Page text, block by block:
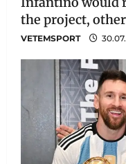
the project,
VETEMSPORT